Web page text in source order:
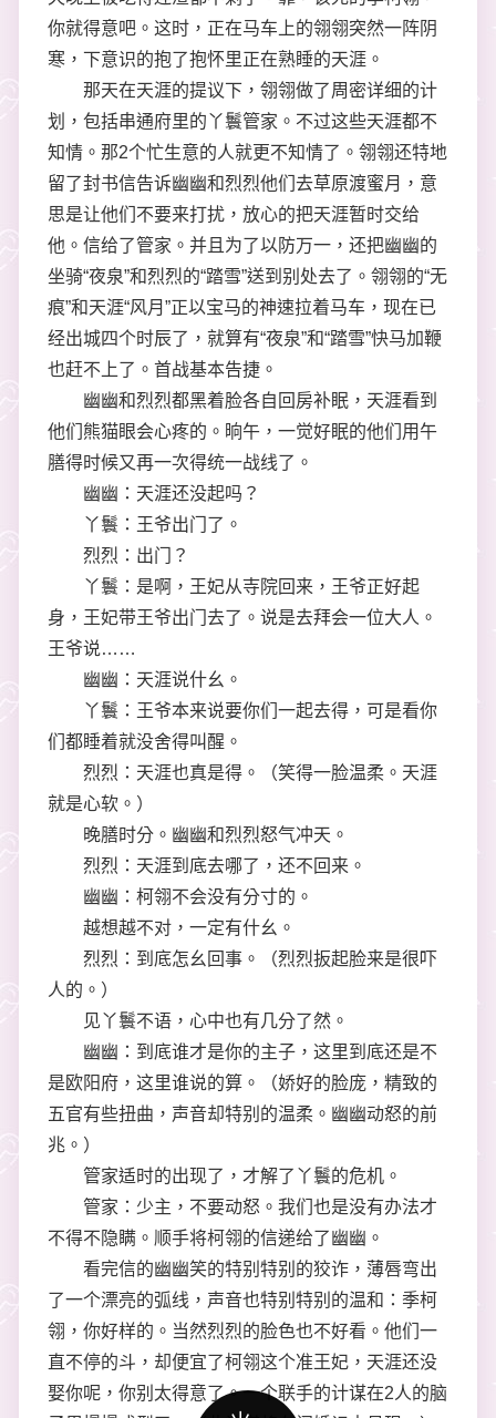
你就得意吧。这时，正在马车上的翎翎突然一阵阴
寒，下意识的抱了抱怀里正在熟睡的天涯。
那天在天涯的提议下，翎翎做了周密详细的计
划，包括串通府里的丫鬟管家。不过这些天涯都不
知情。那2个忙生意的人就更不知情了。翎翎还特地
留了封书信告诉幽幽和烈烈他们去草原渡蜜月，意
思是让他们不要来打扰，放心的把天涯暂时交给
他。信给了管家。并且为了以防万一，还把幽幽的
坐骑“夜泉”和烈烈的“踏雪”送到别处去了。翎翎的“无
痕”和天涯“风月”正以宝马的神速拉着马车，现在已
经出城四个时辰了，就算有“夜泉”和“踏雪”快马加鞭
也赶不上了。首战基本告捷。
幽幽和烈烈都黑着脸各自回房补眠，天涯看到
他们熊猫眼会心疼的。晌午，一觉好眠的他们用午
膳得时候又再一次得统一战线了。
幽幽：天涯还没起吗？
丫鬟：王爷出门了。
烈烈：出门？
丫鬟：是啊，王妃从寺院回来，王爷正好起
身，王妃带王爷出门去了。说是去拜会一位大人。
王爷说……
幽幽：天涯说什幺。
丫鬟：王爷本来说要你们一起去得，可是看你
们都睡着就没舍得叫醒。
烈烈：天涯也真是得。（笑得一脸温柔。天涯
就是心软。）
晚膳时分。幽幽和烈烈怒气冲天。
烈烈：天涯到底去哪了，还不回来。
幽幽：柯翎不会没有分寸的。
越想越不对，一定有什幺。
烈烈：到底怎幺回事。（烈烈扳起脸来是很吓
人的。）
见丫鬟不语，心中也有几分了然。
幽幽：到底谁才是你的主子，这里到底还是不
是欧阳府，这里谁说的算。（娇好的脸庞，精致的
五官有些扭曲，声音却特别的温柔。幽幽动怒的前
兆。）
管家适时的出现了，才解了丫鬟的危机。
管家：少主，不要动怒。我们也是没有办法才
不得不隐瞒。顺手将柯翎的信递给了幽幽。
看完信的幽幽笑的特别特别的狡诈，薄唇弯出
了一个漂亮的弧线，声音也特别特别的温和：季柯
翎，你好样的。当然烈烈的脸色也不好看。他们一
直不停的斗，却便宜了柯翎这个准王妃，天涯还没
娶你呢，你别太得意了。一个联手的计谋在2人的脑